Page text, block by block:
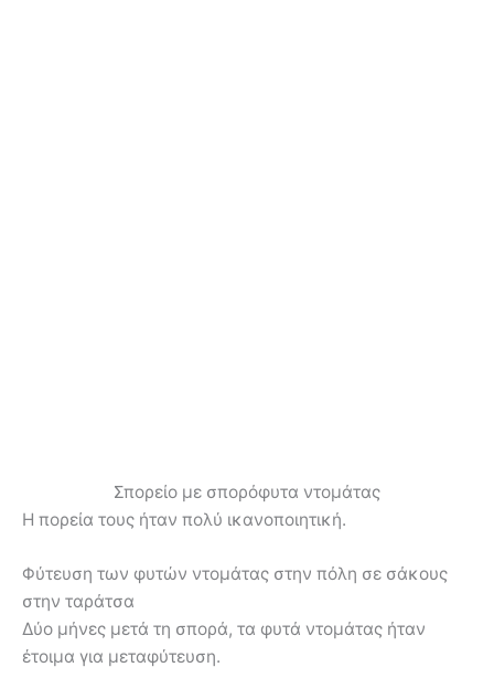
Σπορείο με σπορόφυτα ντομάτας
Η πορεία τους ήταν πολύ ικανοποιητική.
Φύτευση των φυτών ντομάτας στην πόλη σε σάκους
στην ταράτσα
Δύο μήνες μετά τη σπορά, τα φυτά ντομάτας ήταν
έτοιμα για μεταφύτευση.